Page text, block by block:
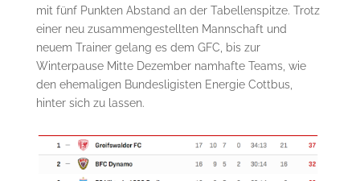
mit fünf Punkten Abstand an der Tabellenspitze. Trotz
einer neu zusammengestellten Mannschaft und
neuem Trainer gelang es dem GFC, bis zur
Winterpause Mitte Dezember namhafte Teams, wie
den ehemaligen Bundesligisten Energie Cottbus,
hinter sich zu lassen.